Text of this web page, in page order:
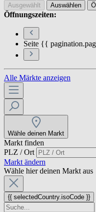
Ausgewählt Auswählen
Öffnungszeiten:
Seite {{
Alle Märkte anzeigen
Wähle deinen Markt
Markt finden
PLZ / Ort
Markt ändern
Wähle hier deinen Markt aus
{{ selectedCountry.isoCode }}